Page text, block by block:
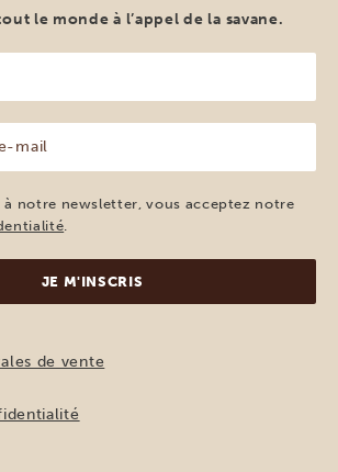
le monde à l’appel de la savane.
à notre newsletter, vous acceptez notre
de vente